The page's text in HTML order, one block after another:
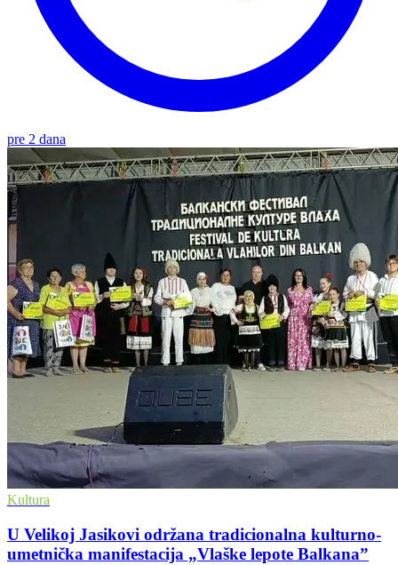
pre 2 dana
Kultura
U Velikoj Jasikovi održana tradicionalna kulturno-
umetnička manifestacija „Vlaške lepote Balkana”